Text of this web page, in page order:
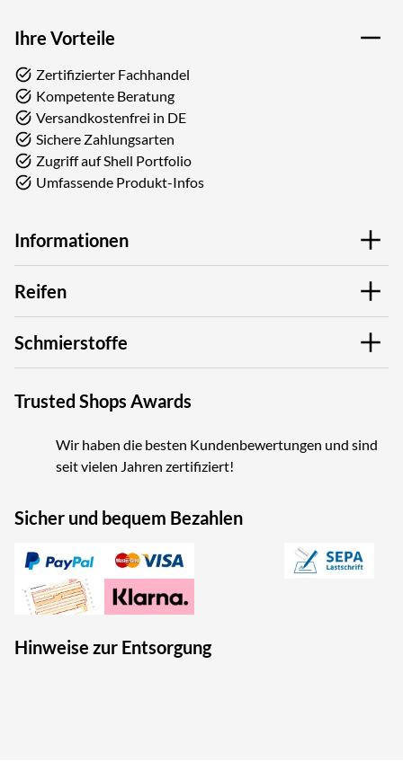
Ihre Vorteile
Zertifizierter Fachhandel
Kompetente Beratung
Versandkostenfrei in DE
Sichere Zahlungsarten
Zugriff auf Shell Portfolio
Umfassende Produkt-Infos
Informationen
Reifen
Schmierstoffe
Trusted Shops Awards
Wir haben die besten Kundenbewertungen und sind
seit vielen Jahren zertifiziert!
Sicher und bequem Bezahlen
Hinweise zur Entsorgung